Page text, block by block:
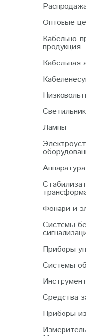
Оптовые
Кабельно-
продукция
Кабельная
Лампы
Фонари и
Системы
Приборы
Системы
Cредства
Приборы